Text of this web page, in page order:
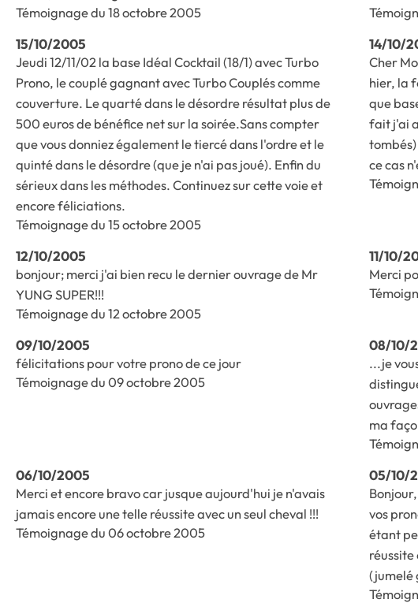
Témoignage du 18 octobre 2005
15/10/2005
Jeudi 12/11/02 la base Idéal Cocktail (18/1) avec Turbo
Prono, le couplé gagnant avec Turbo Couplés comme
couverture. Le quarté dans le désordre résultat plus de
500 euros de bénéfice net sur la soirée.Sans compter
que vous donniez également le tiercé dans l'ordre et le
quinté dans le désordre (que je n'ai pas joué). Enfin du
sérieux dans les méthodes. Continuez sur cette voie et
encore féliciations.
Témoignage du 15 octobre 2005
14/10/
Cher
hier, la
que
fait j'ai
tombés)
ce cas
12/10/2005
bonjour; merci j'ai bien recu le dernier ouvrage de Mr
YUNG SUPER!!!
Témoignage du 12 octobre 2005
11/10/
Merci
09/10/2005
félicitations pour votre prono de ce jour
Témoignage du 09 octobre 2005
08/10/
...je
ma
06/10/2005
Merci et encore bravo car jusque aujourd'hui je n'avais
jamais encore une telle réussite avec un seul cheval !!!
Témoignage du 06 octobre 2005
05/10/
vos
étant
réussite
(jumelé